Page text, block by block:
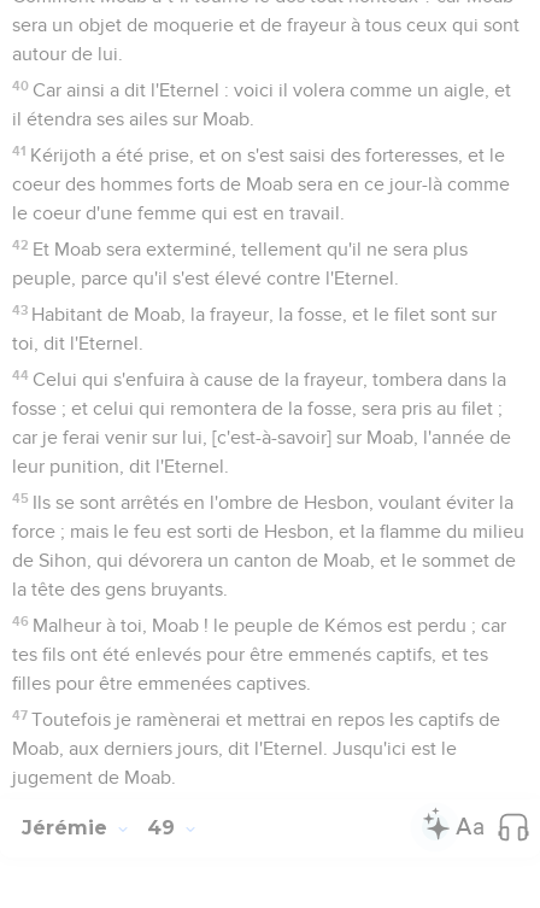
sera un objet de moquerie et de frayeur à tous ceux qui sont
autour de lui.
40 Car ainsi a dit l'Eternel : voici il volera comme un aigle, et
il étendra ses ailes sur Moab.
41 Kérijoth a été prise, et on s'est saisi des forteresses, et le
coeur des hommes forts de Moab sera en ce jour-là comme
le coeur d'une femme qui est en travail.
42 Et Moab sera exterminé, tellement qu'il ne sera plus
peuple, parce qu'il s'est élevé contre l'Eternel.
43 Habitant de Moab, la frayeur, la fosse, et le filet sont sur
toi, dit l'Eternel.
44 Celui qui s'enfuira à cause de la frayeur, tombera dans la
fosse ; et celui qui remontera de la fosse, sera pris au filet ;
car je ferai venir sur lui, [c'est-à-savoir] sur Moab, l'année de
leur punition, dit l'Eternel.
45 Ils se sont arrêtés en l'ombre de Hesbon, voulant éviter la
force ; mais le feu est sorti de Hesbon, et la flamme du milieu
de Sihon, qui dévorera un canton de Moab, et le sommet de
la tête des gens bruyants.
46 Malheur à toi, Moab ! le peuple de Kémos est perdu ; car
tes fils ont été enlevés pour être emmenés captifs, et tes
filles pour être emmenées captives.
47 Toutefois je ramènerai et mettrai en repos les captifs de
Moab, aux derniers jours, dit l'Eternel. Jusqu'ici est le
jugement de Moab.
Jérémie 49